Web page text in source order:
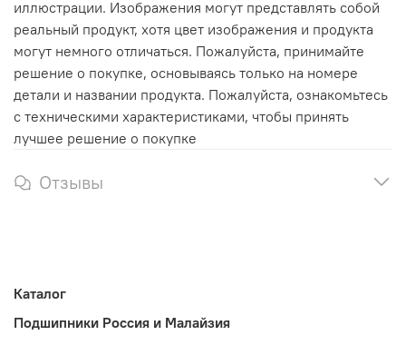
иллюстрации. Изображения могут представлять собой
реальный продукт, хотя цвет изображения и продукта
могут немного отличаться. Пожалуйста, принимайте
решение о покупке, основываясь только на номере
детали и названии продукта. Пожалуйста, ознакомьтесь
с техническими характеристиками, чтобы принять
лучшее решение о покупке
Отзывы
Каталог
Подшипники Россия и Малайзия